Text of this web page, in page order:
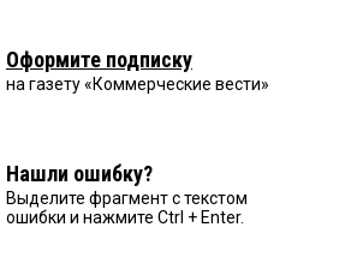
Оформите подписку
на газету «Коммерческие вести»
Нашли ошибку?
Выделите фрагмент с текстом
ошибки и нажмите Ctrl + Enter.